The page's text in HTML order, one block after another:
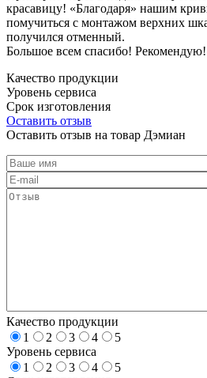
красавицу! «Благодаря» нашим
помучиться с монтажом верхних
получился отменный.
Большое всем спасибо! Рекомендую!
Качество продукции
Уровень сервиса
Срок изготовления
Оставить отзыв
Оставить отзыв на товар Дэмиан
Качество продукции
1
2 3 4
5
Уровень сервиса
1
2 3 4
5